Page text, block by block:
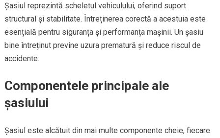
Șasiul reprezintă scheletul vehiculului, oferind suport
structural și stabilitate. Întreținerea corectă a acestuia este
esențială pentru siguranța și performanța mașinii. Un șasiu
bine întreținut previne uzura prematură și reduce riscul de
accidente.
Componentele principale ale
șasiului
Șasiul este alcătuit din mai multe componente cheie, fiecare